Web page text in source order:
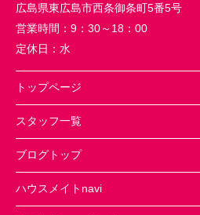
広島県東広島市西条御条町5番5号
営業時間： 9：30～18：00
定休日： 水
トップページ
スタッフ一覧
ブログトップ
ハウスメイトnavi